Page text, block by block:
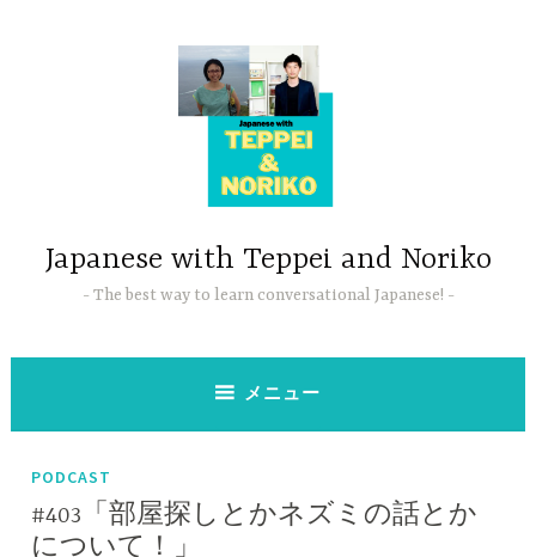
Japanese with Teppei and Noriko
The best way to learn conversational Japanese!
メニュー
PODCAST
#403「部屋探しとかネズミの話とか
について！」